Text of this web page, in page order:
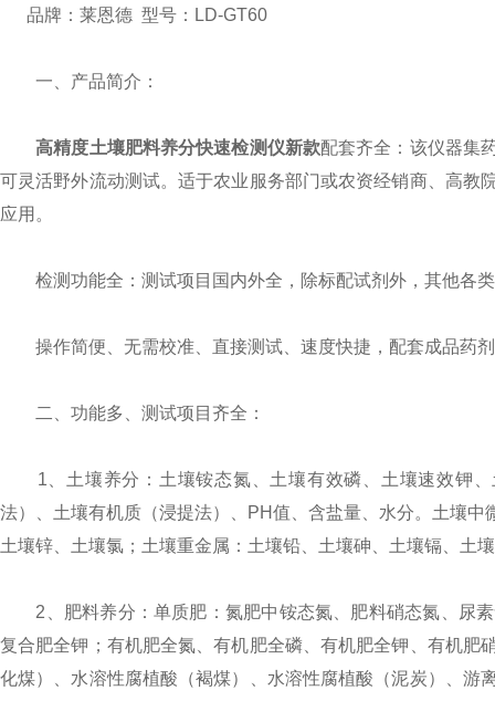
品牌：莱恩德 型号：LD-GT60
一、产品简介：
高精度土壤肥料养分快速检测仪新款配套齐全：该仪器集
可灵活野外流动测试。适于农业服务部门或农资经销商、高
应用。
检测功能全：测试项目国内外全，除标配试剂外，其他各
操作简便、无需校准、直接测试、速度快捷，配套成品药
二、功能多、测试项目齐全：
1、土壤养分：土壤铵态氮、土壤有效磷、土壤速效钾、
法）、土壤有机质（浸提法）、PH值、含盐量、水分。土壤
土壤锌、土壤氯；土壤重金属：土壤铅、土壤砷、土壤镉、土
2、肥料养分：单质肥：氮肥中铵态氮、肥料硝态氮、尿素
复合肥全钾；有机肥全氮、有机肥全磷、有机肥全钾、有机
化煤）、水溶性腐植酸（褐煤）、水溶性腐植酸（泥炭）、